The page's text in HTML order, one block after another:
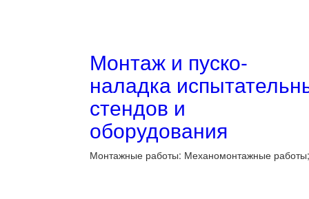
Монтаж и пуско-
наладка
стендов и
оборудования
Монтажные работы: Механомонтажные